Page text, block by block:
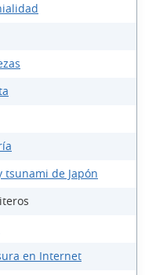
de Japón
en Internet